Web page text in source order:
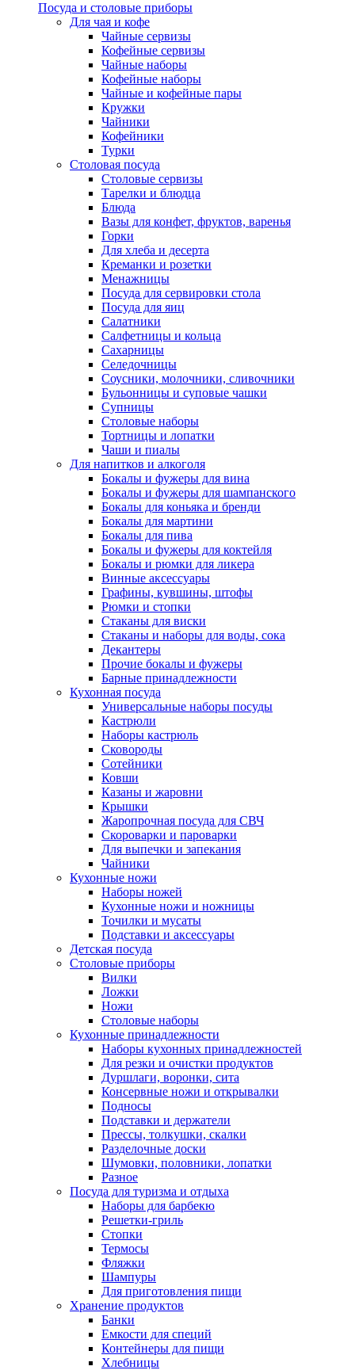
Посуда и столовые приборы
Для чая и кофе
Чайные сервизы
Кофейные сервизы
Чайные наборы
Кофейные наборы
Чайные и кофейные пары
Кружки
Чайники
Кофейники
Турки
Столовая посуда
Столовые сервизы
Тарелки и блюдца
Блюда
Вазы для конфет, фруктов, варенья
Горки
Для хлеба и десерта
Креманки и розетки
Менажницы
Посуда для сервировки стола
Посуда для яиц
Салатники
Салфетницы и кольца
Сахарницы
Селедочницы
Соусники, молочники, сливочники
Бульонницы и суповые чашки
Супницы
Столовые наборы
Тортницы и лопатки
Чаши и пиалы
Для напитков и алкоголя
Бокалы и фужеры для вина
Бокалы и фужеры для шампанского
Бокалы для коньяка и бренди
Бокалы для мартини
Бокалы для пива
Бокалы и фужеры для коктейля
Бокалы и рюмки для ликера
Винные аксессуары
Графины, кувшины, штофы
Рюмки и стопки
Стаканы для виски
Стаканы и наборы для воды, сока
Декантеры
Прочие бокалы и фужеры
Барные принадлежности
Кухонная посуда
Универсальные наборы посуды
Кастрюли
Наборы кастрюль
Сковороды
Сотейники
Ковши
Казаны и жаровни
Крышки
Жаропрочная посуда для СВЧ
Скороварки и пароварки
Для выпечки и запекания
Чайники
Кухонные ножи
Наборы ножей
Кухонные ножи и ножницы
Точилки и мусаты
Подставки и аксессуары
Детская посуда
Столовые приборы
Вилки
Ложки
Ножи
Столовые наборы
Кухонные принадлежности
Наборы кухонных принадлежностей
Для резки и очистки продуктов
Дуршлаги, воронки, сита
Консервные ножи и открывалки
Подносы
Подставки и держатели
Прессы, толкушки, скалки
Разделочные доски
Шумовки, половники, лопатки
Разное
Посуда для туризма и отдыха
Наборы для барбекю
Решетки-гриль
Стопки
Термосы
Фляжки
Шампуры
Для приготовления пищи
Хранение продуктов
Банки
Емкости для специй
Контейнеры для пищи
Хлебницы